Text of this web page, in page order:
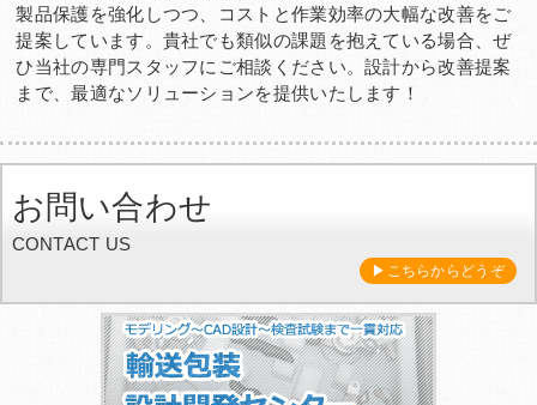
製品保護を強化しつつ、コストと作業効率の大幅な改善をご
提案しています。貴社でも類似の課題を抱えている場合、ぜ
ひ当社の専門スタッフにご相談ください。設計から改善提案
まで、最適なソリューションを提供いたします！
お問い合わせ
CONTACT US
▶こちらからどうぞ